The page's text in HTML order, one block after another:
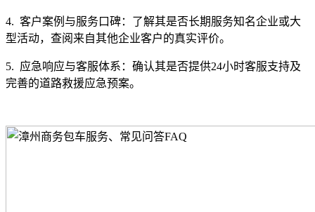
4. 客户案例与服务口碑：了解其是否长期服务知名企业或大
型活动，查阅来自其他企业客户的真实评价。
5. 应急响应与客服体系：确认其是否提供24小时客服支持及
完善的道路救援应急预案。